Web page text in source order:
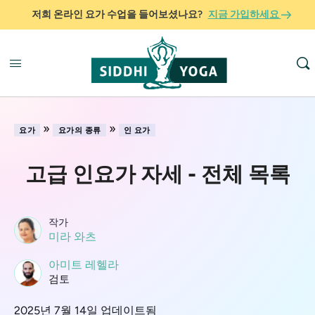
저희 온라인 요가 수업을 들어보셨나요? 지금 가입하세요
요가 » 요가의 종류 » 인 요가
고급 인요가 자세 - 전체 목록
작가
미라 와츠
아미트 레헬라
검토
2025년 7월 14일 업데이트됨